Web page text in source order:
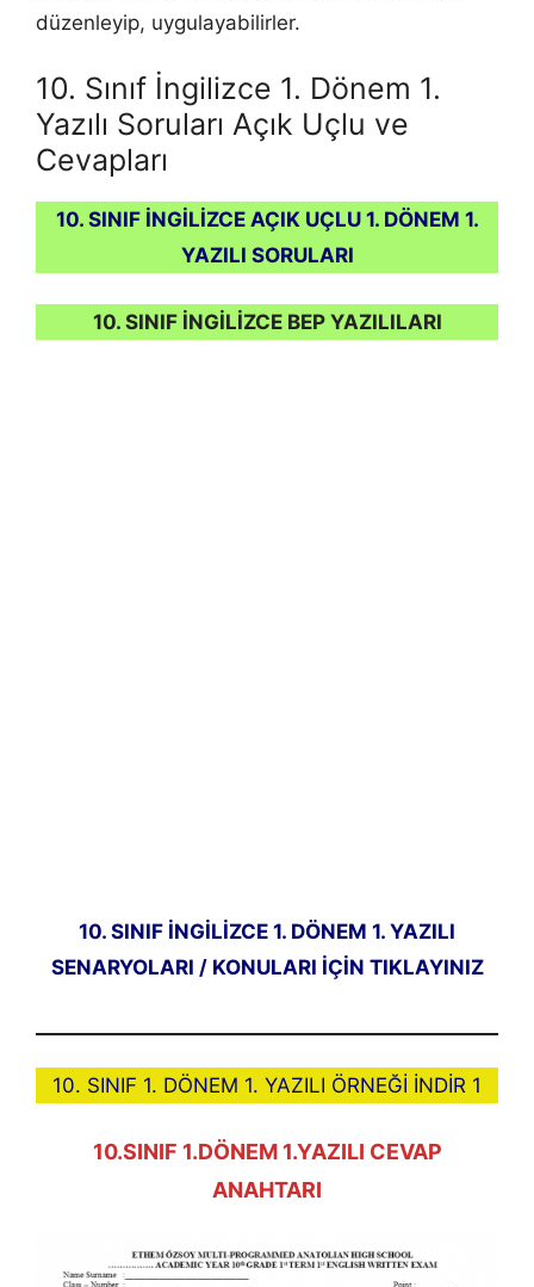
düzenleyip, uygulayabilirler.
10. Sınıf İngilizce 1. Dönem 1.
Yazılı Soruları Açık Uçlu ve
Cevapları
10. SINIF İNGİLİZCE AÇIK UÇLU 1. DÖNEM 1.
YAZILI SORULARI
10. SINIF İNGİLİZCE BEP YAZILILARI
10. SINIF İNGİLİZCE 1. DÖNEM 1. YAZILI
SENARYOLARI / KONULARI İÇİN TIKLAYINIZ
10. SINIF 1. DÖNEM 1. YAZILI ÖRNEĞİ İNDİR 1
10.SINIF 1.DÖNEM 1.YAZILI CEVAP
ANAHTARI